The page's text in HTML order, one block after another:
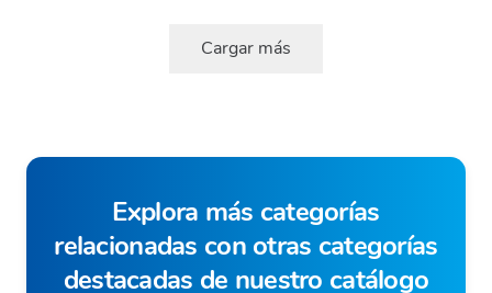
Cargar más
Explora más categorías
relacionadas con otras categorías
destacadas de nuestro catálogo